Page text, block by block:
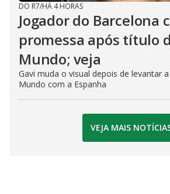
DO R7/HÁ 4 HORAS
Jogador do Barcelona
promessa após título
Mundo; veja
Gavi muda o visual depois de levantar
Mundo com a Espanha
VEJA MAIS